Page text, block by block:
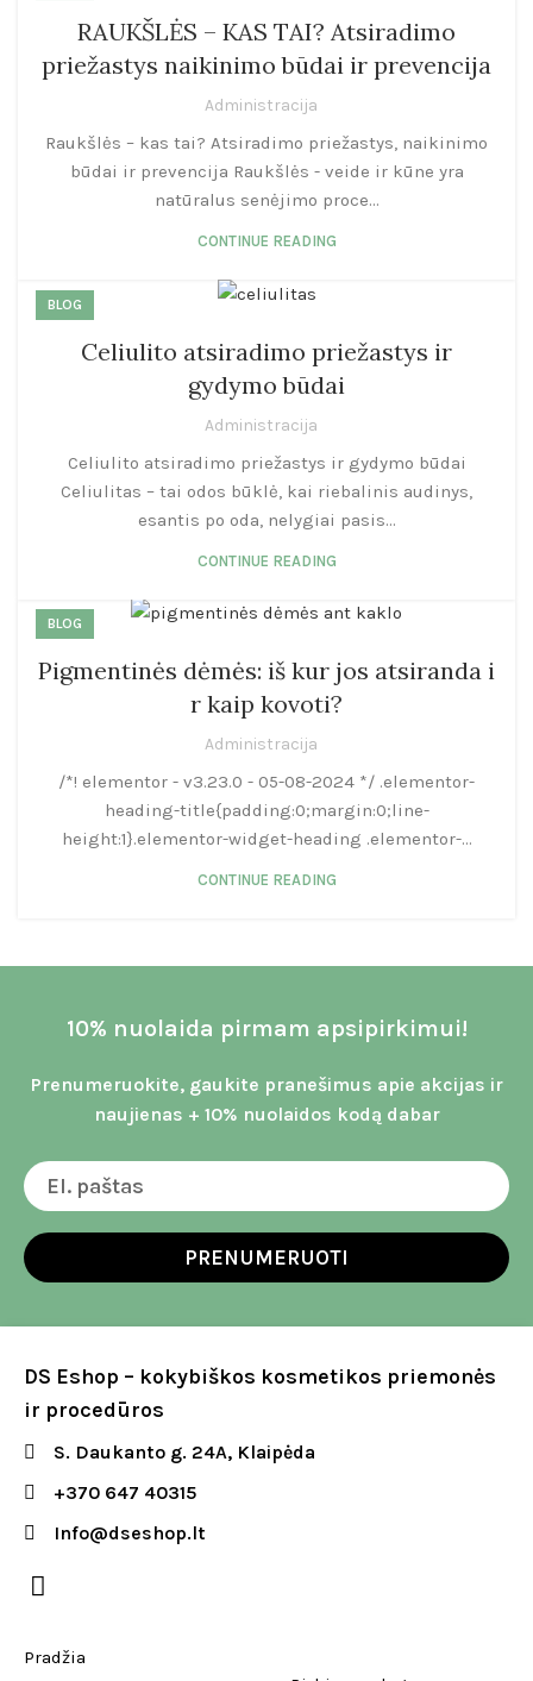
RAUKŠLĖS – KAS TAI? Atsiradimo
priežastys naikinimo būdai ir prevencija
Administracija
Raukšlės – kas tai? Atsiradimo priežastys, naikinimo
būdai ir prevencija Raukšlės - veide ir kūne yra
natūralus senėjimo proce...
CONTINUE READING
BLOG
Celiulito atsiradimo priežastys ir
gydymo būdai
Administracija
Celiulito atsiradimo priežastys ir gydymo būdai
Celiulitas – tai odos būklė, kai riebalinis audinys,
esantis po oda, nelygiai pasis...
CONTINUE READING
BLOG
Pigmentinės dėmės: iš kur jos atsiranda i
r kaip kovoti?
Administracija
/*! elementor - v3.23.0 - 05-08-2024 */ .elementor-
heading-title{padding:0;margin:0;line-
height:1}.elementor-widget-heading .elementor-...
CONTINUE READING
10% nuolaida pirmam apsipirkimui!
Prenumeruokite, gaukite pranešimus apie akcijas ir
naujienas + 10% nuolaidos kodą dabar
PRENUMERUOTI
DS Eshop – kokybiškos kosmetikos priemonės
ir procedūros
S. Daukanto g. 24A, Klaipėda
+370 647 40315
Info@dseshop.lt
Pradžia